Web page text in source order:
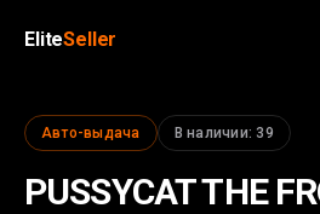
EliteSeller
Авто-выдача В наличии: 39
PUSSYCAT THE